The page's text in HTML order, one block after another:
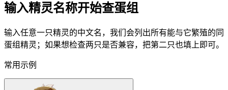
输入精灵名称开始查蛋组
输入任意一只精灵的中文名，我们会列出所有能与它繁殖的同
蛋组精灵；如果想检查两只是否兼容，把第二只也填上即可。
常用示例